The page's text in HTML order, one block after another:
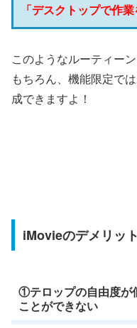
「デスクトップで作業
このようなルーティー
もちろん、機能限定で
成できますよ！
iMovieのデメリット
①テロップの自由度が
ことができない